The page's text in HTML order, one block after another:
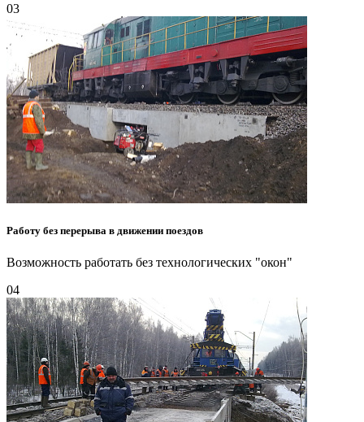
03
Работу без перерыва в движении поездов
Возможность работать без технологических "окон"
04